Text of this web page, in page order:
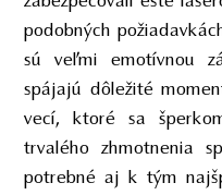
podobných
sú veľmi emotívnou
spájajú dôležité
vecí, ktoré sa
trvalého zhmotnenia
potrebné aj k tým